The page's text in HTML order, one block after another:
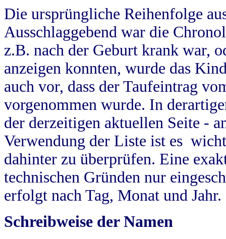
Die ursprüngliche Reihenfolge
Ausschlaggebend war die
z.B. nach der Geburt krank war,
anzeigen konnten, wurde das
auch vor, dass der Taufeintrag
vorgenommen wurde. In
der derzeitigen aktuellen Seite -
Verwendung der Liste ist es
dahinter zu überprüfen. Eine
technischen Gründen nur
erfolgt nach Tag, Monat und Jahr.
Schreibweise der Namen